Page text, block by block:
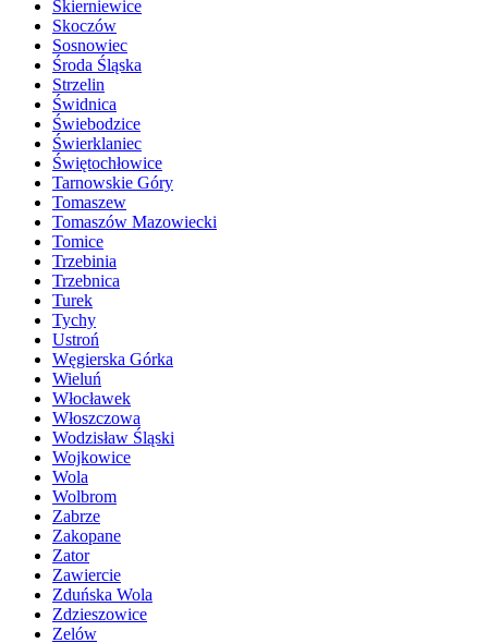
Skierniewice
Skoczów
Sosnowiec
Środa Śląska
Strzelin
Świdnica
Świebodzice
Świerklaniec
Świętochłowice
Tarnowskie Góry
Tomaszew
Tomaszów Mazowiecki
Tomice
Trzebinia
Trzebnica
Turek
Tychy
Ustroń
Węgierska Górka
Wieluń
Włocławek
Włoszczowa
Wodzisław Śląski
Wojkowice
Wola
Wolbrom
Zabrze
Zakopane
Zator
Zawiercie
Zduńska Wola
Zdzieszowice
Zelów